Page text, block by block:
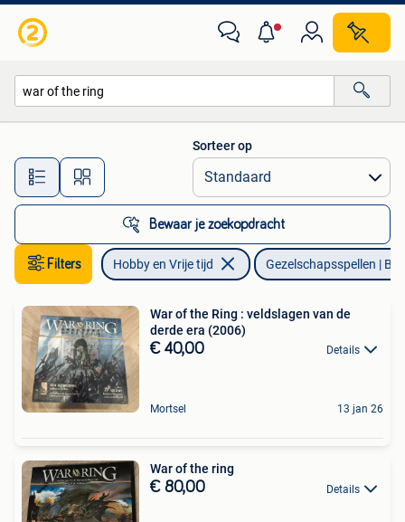
Alle afstanden…
Sorteer op
Bewaar je zoekopdracht
Filters Hobby en Vrije tijd Gezelschapsspellen |
War of the Ring : veldslagen van de
derde era (2006)
€ 40,00 Details
Mortsel 13 jan 26
War of the ring
€ 80,00 Details